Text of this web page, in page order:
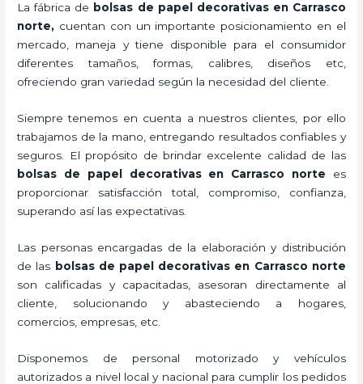
La fábrica de bolsas de papel decorativas en Carrasco
norte, cuentan con un importante posicionamiento en el
mercado,
maneja y tiene disponible para el consumidor
diferentes tamaños, formas, calibres, diseños etc,
ofreciendo gran variedad según la necesidad del cliente.
Siempre tenemos en cuenta a nuestros clientes, por ello
trabajamos de la mano, entregando resultados confiables y
seguros. El propósito de brindar excelente calidad de las
bolsas de papel decorativas en Carrasco norte es
proporcionar satisfacción total, compromiso, confianza,
superando así las expectativas.
Las personas encargadas de la elaboración y distribución
de las bolsas de papel decorativas en Carrasco norte
son calificadas y capacitadas, asesoran directamente al
cliente, solucionando y abasteciendo a hogares,
comercios, empresas, etc.
Disponemos de personal motorizado y vehículos
autorizados a nivel local y nacional para cumplir los pedidos